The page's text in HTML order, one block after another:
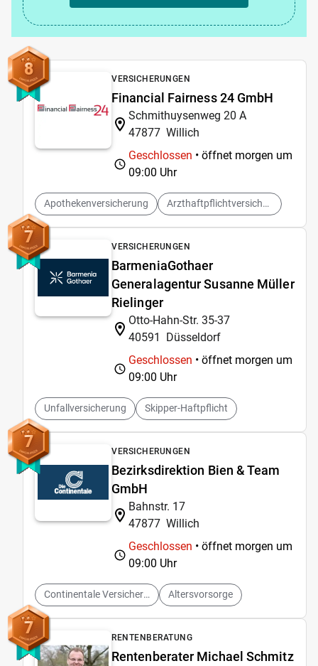
8 VERSICHERUNGEN
Financial Fairness 24 GmbH
Schmithuysenweg 20 A
47877 Willich
Geschlossen • öffnet morgen um
09:00 Uhr
Apothekenversicherung Arzthaftpflichtversicherungen
7 VERSICHERUNGEN
BarmeniaGothaer
Generalagentur Susanne Müller
Rielinger
Otto-Hahn-Str. 35-37
40591
Düsseldorf
Geschlossen • öffnet morgen um
09:00 Uhr
Unfallversicherung Skipper-Haftpflicht
7 VERSICHERUNGEN
Bezirksdirektion Bien & Team
GmbH
Bahnstr. 17
47877 Willich
Geschlossen • öffnet morgen um
09:00 Uhr
Continentale Versicherung Altersvorsorge
7 RENTENBERATUNG
Rentenberater Michael Schmitz